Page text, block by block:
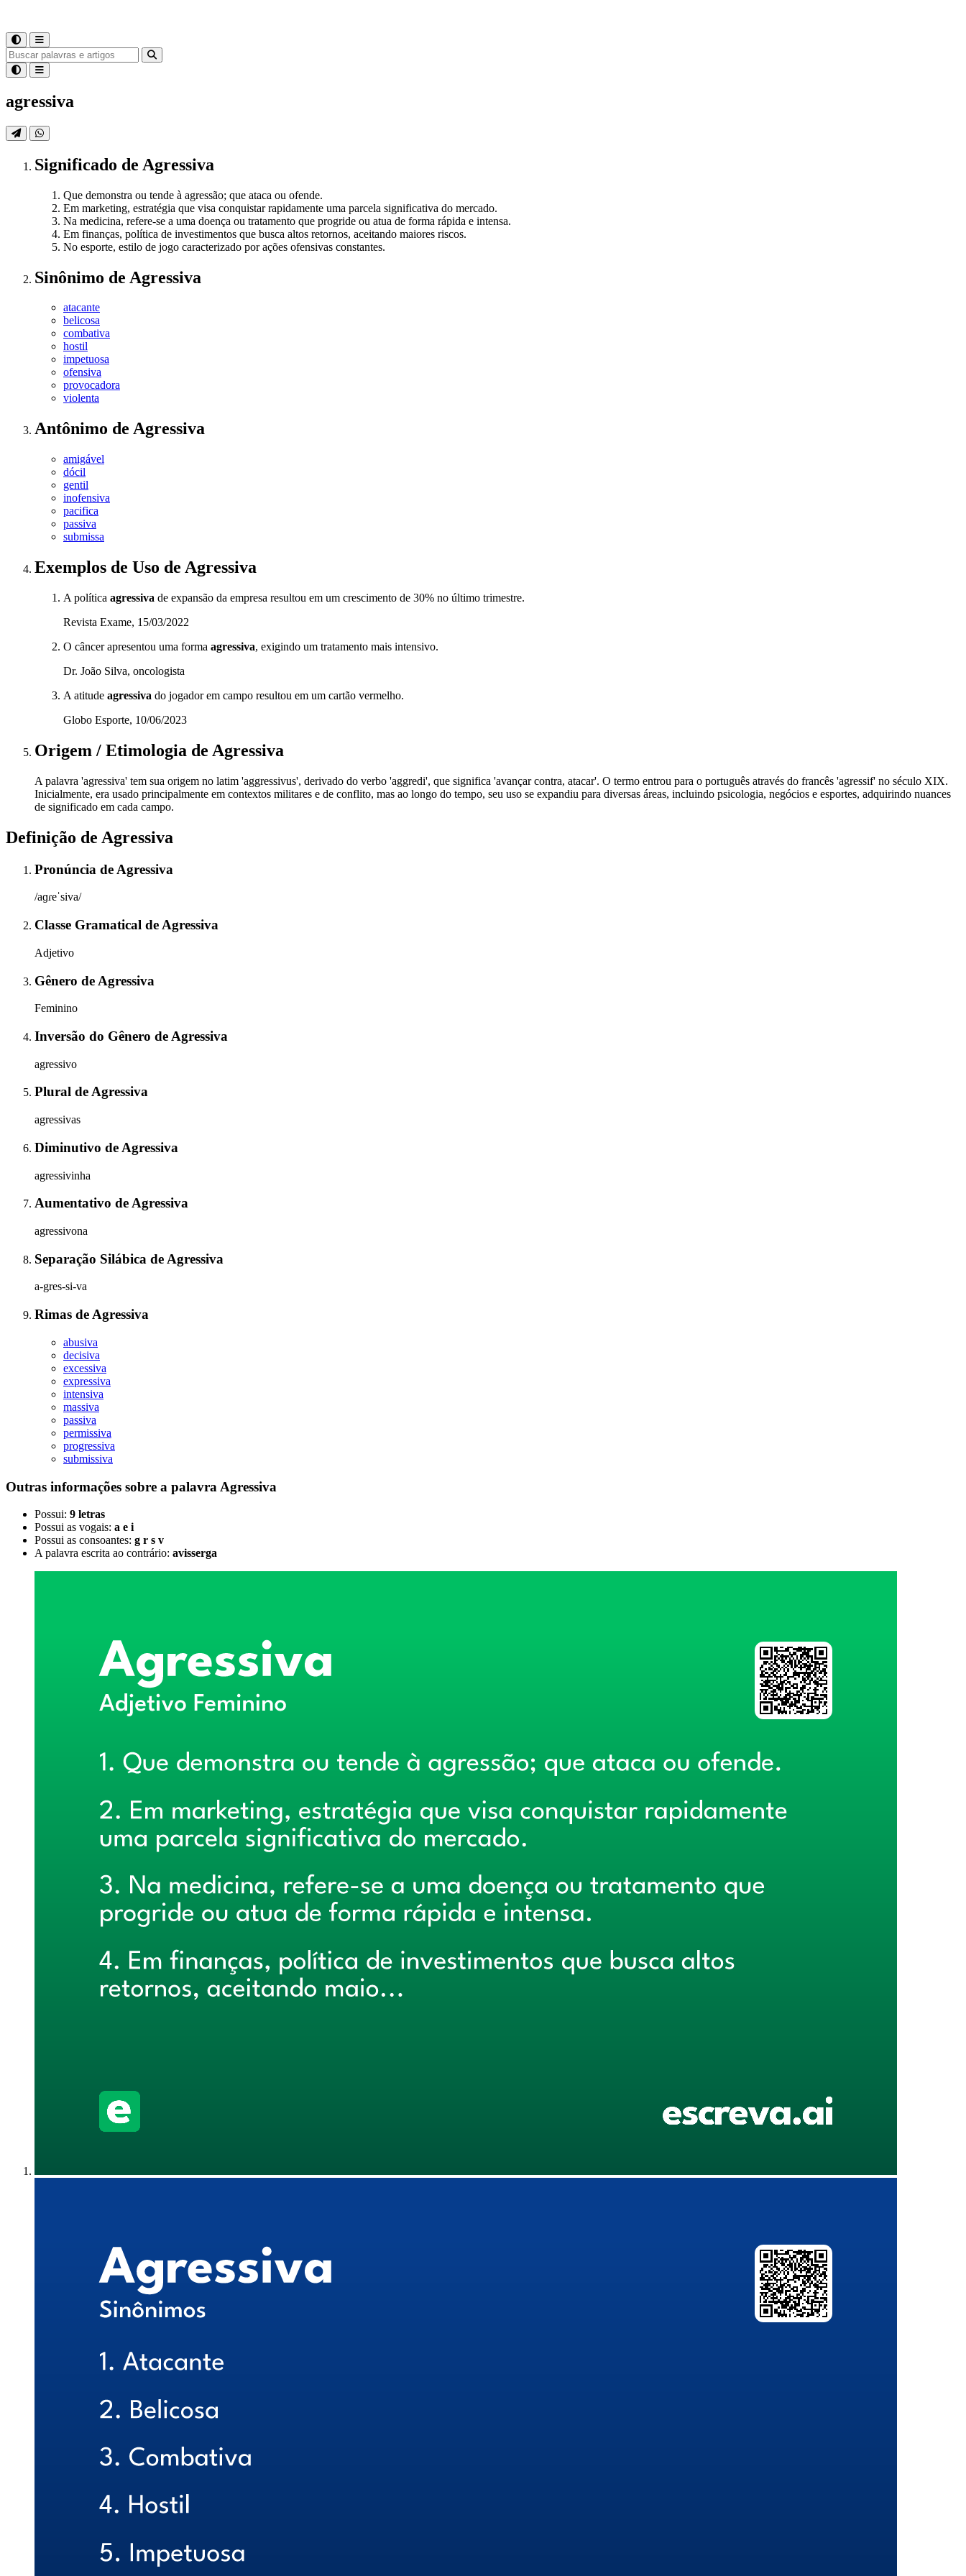
agressiva
Significado de Agressiva
Que demonstra ou tende à agressão; que ataca ou ofende.
Em marketing, estratégia que visa conquistar rapidamente uma parcela significativa do mercado.
Na medicina, refere-se a uma doença ou tratamento que progride ou atua de forma rápida e intensa.
Em finanças, política de investimentos que busca altos retornos, aceitando maiores riscos.
No esporte, estilo de jogo caracterizado por ações ofensivas constantes.
Sinônimo de Agressiva
atacante
belicosa
combativa
hostil
impetuosa
ofensiva
provocadora
violenta
Antônimo de Agressiva
amigável
dócil
gentil
inofensiva
pacifica
passiva
submissa
Exemplos de Uso de Agressiva
A política agressiva de expansão da empresa resultou em um crescimento de 30% no último trimestre.
Revista Exame, 15/03/2022
O câncer apresentou uma forma agressiva, exigindo um tratamento mais intensivo.
Dr. João Silva, oncologista
A atitude agressiva do jogador em campo resultou em um cartão vermelho.
Globo Esporte, 10/06/2023
Origem / Etimologia de Agressiva
A palavra 'agressiva' tem sua origem no latim 'aggressivus', derivado do verbo 'aggredi', que significa 'avançar contra, atacar'. O termo entrou para o português através do francês 'agressif' no século XIX.
Inicialmente, era usado principalmente em contextos militares e de conflito, mas ao longo do tempo, seu uso se expandiu para diversas áreas, incluindo psicologia, negócios e esportes, adquirindo nuances
de significado em cada campo.
Definição de Agressiva
Pronúncia de Agressiva
/aɡɾeˈsiva/
Classe Gramatical de Agressiva
Adjetivo
Gênero de Agressiva
Feminino
Inversão do Gênero de Agressiva
agressivo
Plural deAgressiva
agressivas
Diminutivo de Agressiva
agressivinha
Aumentativo deAgressiva
agressivona
Separação Silábica de Agressiva
a-gres-si-va
Rimas de Agressiva
abusiva
decisiva
excessiva
expressiva
intensiva
massiva
passiva
permissiva
progressiva
submissiva
Outras informações sobre a palavra Agressiva
Possui: 9 letras
Possui as vogais: a e i
Possui as consoantes: g r s v
A palavra escrita ao contrário: avisserga